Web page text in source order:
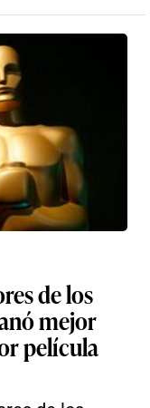
de los
mejor
película